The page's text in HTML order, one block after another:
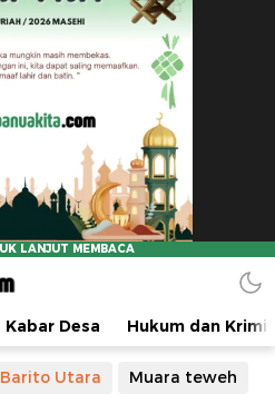
Kabar Desa Hukum dan
Barito Utara Muara teweh